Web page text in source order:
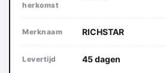
herkomst
Merknaam RICHSTAR
Levertijd 45 dagen